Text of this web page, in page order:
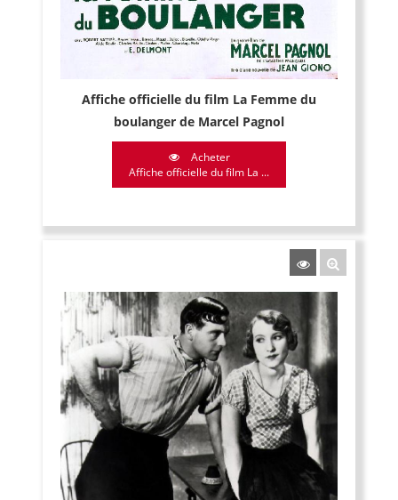
Affiche officielle du film La Femme du
boulanger de Marcel Pagnol
Acheter
Affiche officielle du film La ...